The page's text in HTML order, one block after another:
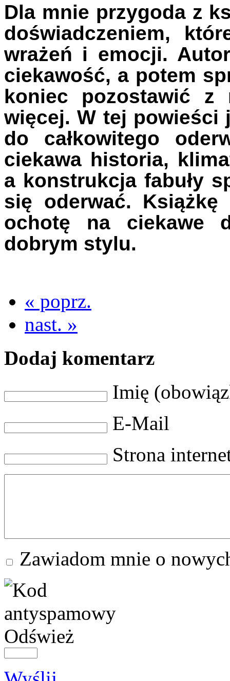
Dla mnie przygoda z
doświadczeniem,
wrażeń i emocji.
ciekawość, a potem
koniec pozostawić z
więcej. W tej powieści
do całkowitego
ciekawa historia,
a konstrukcja fabuły
się oderwać.
ochotę na ciekawe
dobrym stylu.
« poprz.
nast. »
Dodaj komentarz
Imię
E-Mail
Strona
Zawiadom mnie o
Odśwież